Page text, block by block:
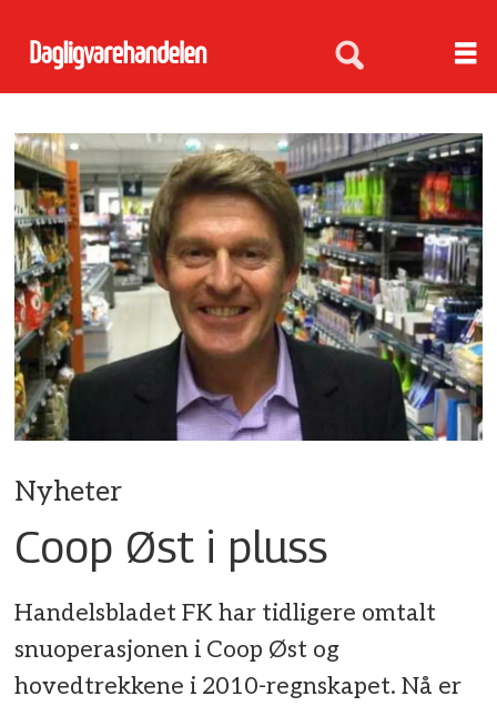
Nyheter
Coop Øst i pluss
Handelsbladet FK har tidligere omtalt
snuoperasjonen i Coop Øst og
hovedtrekkene i 2010-regnskapet. Nå er